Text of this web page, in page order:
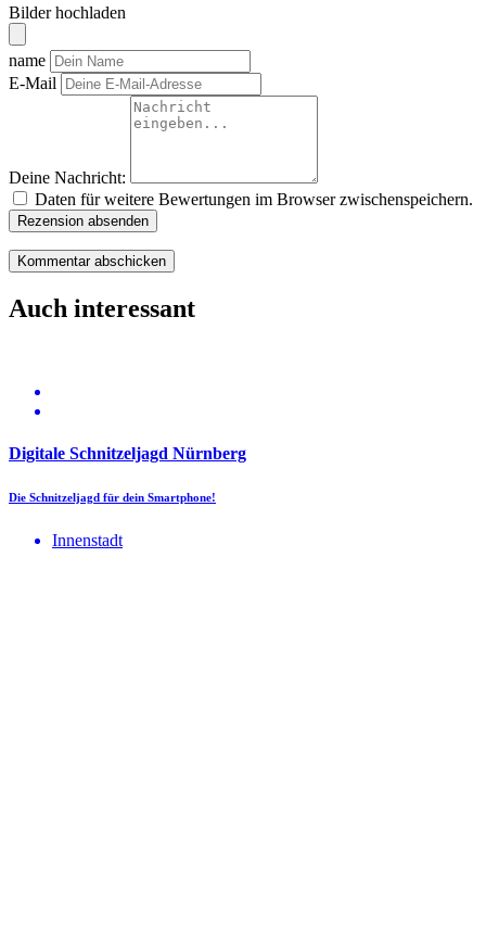
Bilder hochladen
name
E-Mail
Deine Nachricht:
Daten für weitere Bewertungen im Browser zwischenspeichern.
Rezension absenden
Auch interessant
Digitale Schnitzeljagd Nürnberg
Die Schnitzeljagd für dein Smartphone!
Innenstadt